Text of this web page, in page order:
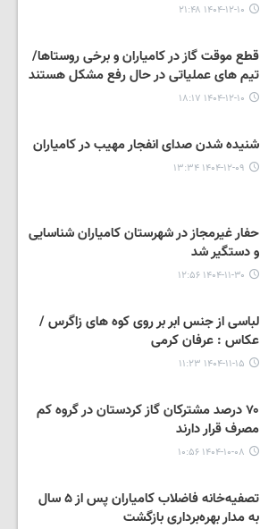
۱۴۰۴-۱۲-۱۰ ۲۱:۴۸
قطع موقت گاز در کامیاران و برخی روستاها/
تیم های عملیاتی در حال رفع مشکل هستند
۱۴۰۴-۱۲-۱۰ ۱۸:۱۷
شنیده شدن صدای انفجار مهیب در کامیاران
۱۴۰۴-۱۲-۰۹ ۱۳:۳۴
حفار غیرمجاز در شهرستان کامیاران شناسایی
و دستگیر شد
۱۴۰۴-۱۱-۳۰ ۱۲:۵۶
لباسی از جنس ابر بر روی کوه های زاگرس /
عکاس : عرفان کرمی
۱۴۰۴-۱۱-۱۵ ۱۱:۲۳
۷۰ درصد مشترکان گاز کردستان در گروه کم
مصرف قرار دارند
۱۴۰۴-۱۰-۰۸ ۱۰:۵۶
تصفیه‌خانه فاضلاب کامیاران پس از ۵ سال
به مدار بهره‌برداری بازگشت